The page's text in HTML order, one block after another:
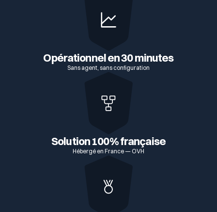
Opérationnel en 30 minutes
Sans agent, sans configuration
Solution 100% française
Hébergé en France — OVH